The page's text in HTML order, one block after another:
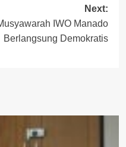
Next:
IWO Manado
Berlangsung Demokratis